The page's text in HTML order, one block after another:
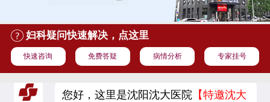
妇科疑问快速解决，点这里
快速咨询 免费答疑 病情分析 专家挂号
您好，这里是沈阳沈大医院 【特邀沈大